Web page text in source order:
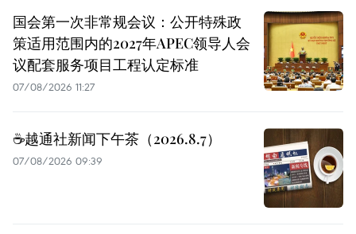
国会第一次非常规会议：公开特殊政
策适用范围内的2027年APEC领导人会
议配套服务项目工程认定标准
07/08/2026 11:27
☕️越通社新闻下午茶（2026.8.7）
07/08/2026 09:39